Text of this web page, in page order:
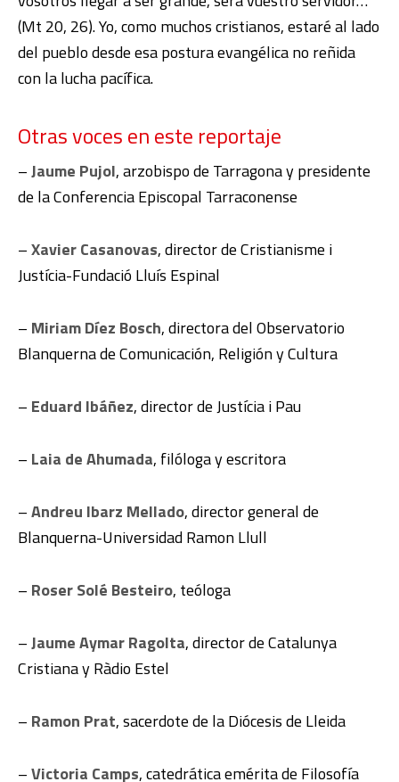
(Mt 20, 26). Yo, como muchos cristianos, estaré al lado
del pueblo desde esa postura evangélica no reñida
con la lucha pacífica.
Otras voces en este reportaje
–Jaume Pujol, arzobispo de Tarragona y presidente
de la Conferencia Episcopal Tarraconense
–Xavier Casanovas, director de Cristianisme i
Justícia-Fundació Lluís Espinal
– Miriam Díez Bosch, directora del Observatorio
Blanquerna de Comunicación, Religión y Cultura
– Eduard Ibáñez, director de Justícia i Pau
– Laia de Ahumada, filóloga y escritora
–Andreu Ibarz Mellado, director general de
Blanquerna-Universidad Ramon Llull
– Roser Solé Besteiro, teóloga
–Jaume Aymar Ragolta, director de Catalunya
Cristiana y Ràdio Estel
– Ramon Prat, sacerdote de la Diócesis de Lleida
–Victoria Camps, catedrática emérita de Filosofía